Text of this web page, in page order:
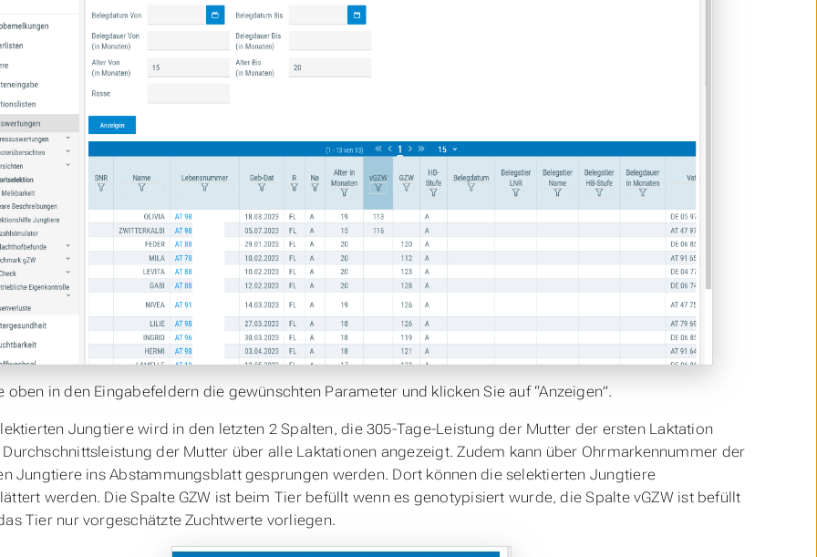
oben in den Eingabefeldern die gewünschten Parameter und klicken Sie auf “Anzeigen”.
Jungtiere wird in den letzten 2 Spalten, die 305-Tage-Leistung der Mutter der ersten Laktation
der Mutter über alle Laktationen angezeigt. Zudem kann über Ohrmarkennummer der
Jungtiere ins Abstammungsblatt gesprungen werden. Dort können die selektierten Jungtiere
werden. Die Spalte GZW ist beim Tier befüllt wenn es genotypisiert wurde, die Spalte vGZW ist befüllt
Tier nur vorgeschätzte Zuchtwerte vorliegen.